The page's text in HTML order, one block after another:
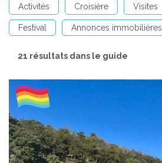
Activités Croisière Visites
Festival Annonces immobilières
21 résultats dans le guide